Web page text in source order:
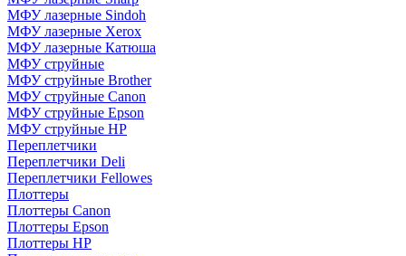
МФУ лазерные Sindoh
МФУ лазерные Xerox
МФУ лазерные Катюша
МФУ струйные
МФУ струйные Brother
МФУ струйные Canon
МФУ струйные Epson
МФУ струйные HP
Переплетчики
Переплетчики Deli
Переплетчики Fellowes
Плоттеры
Плоттеры Canon
Плоттеры Epson
Плоттеры HP